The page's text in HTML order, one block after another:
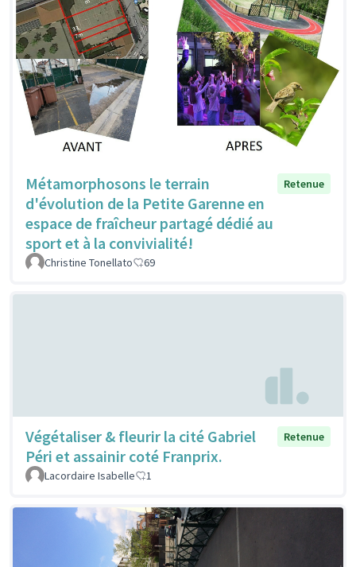
Métamorphosons le terrain
d'évolution de la Petite Garenne en
espace de fraîcheur partagé dédié au
sport et à la convivialité!
Retenue
Christine Tonellato 69
Végétaliser & fleurir la cité Gabriel
Péri et assainir coté Franprix.
Retenue
Lacordaire Isabelle 1